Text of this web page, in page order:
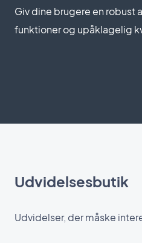
Giv dine brugere en robust
funktioner og upåklagelig
Udvidelsesbutik
Udvidelser, der måske